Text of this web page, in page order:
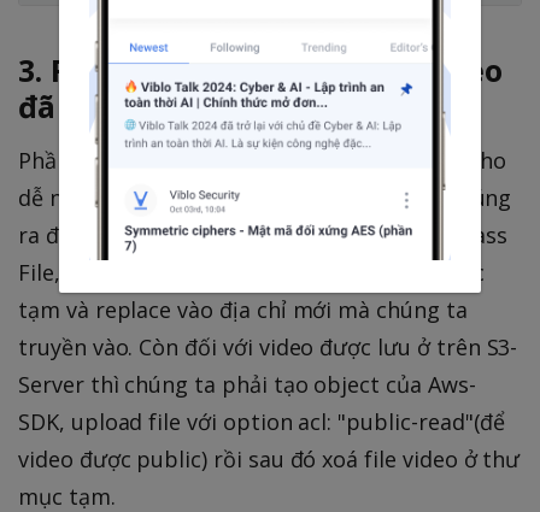
3. Replace file cũ bằng file video
đã được xử lý
Phần này mình sẽ tách một hàm private để cho
dễ nhìn. Đối với video được lưu ở local thì chúng
ra đơn giản chỉ cần dùng hàm rename của class
File, hàm này sẽ tự động move file ở thư mục
tạm và replace vào địa chỉ mới mà chúng ta
truyền vào. Còn đối với video được lưu ở trên S3-
Server thì chúng ta phải tạo object của Aws-
SDK, upload file với option acl: "public-read"(để
video được public) rồi sau đó xoá file video ở thư
mục tạm.